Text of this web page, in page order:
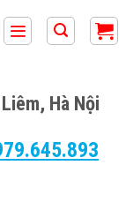
, Hà Nội